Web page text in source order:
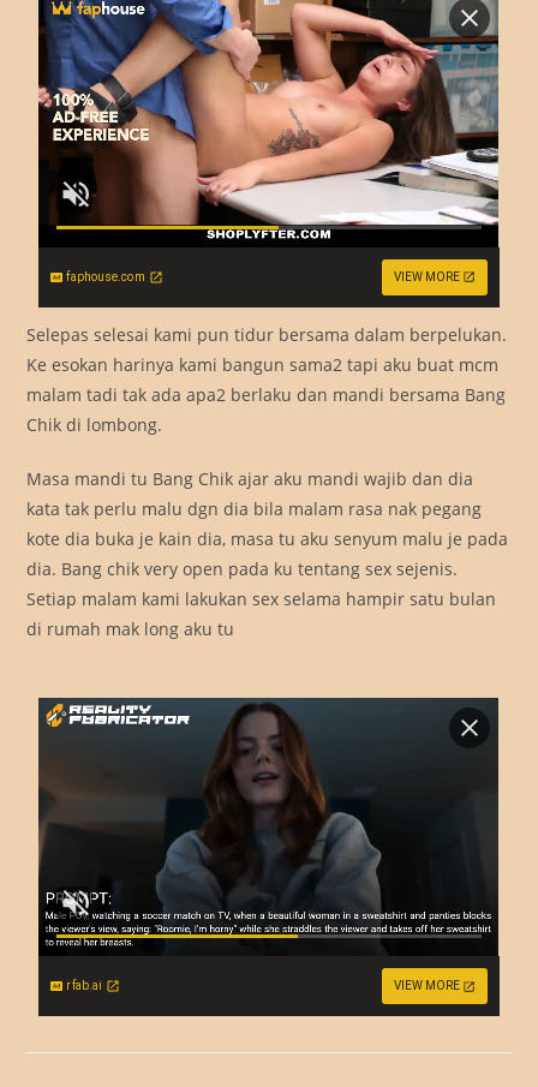
faphouse.com VIEW MORE
Selepas selesai kami pun tidur bersama dalam berpelukan.
Ke esokan harinya kami bangun sama2 tapi aku buat mcm
malam tadi tak ada apa2 berlaku dan mandi bersama Bang
Chik di lombong.
Masa mandi tu Bang Chik ajar aku mandi wajib dan dia
kata tak perlu malu dgn dia bila malam rasa nak pegang
kote dia buka je kain dia, masa tu aku senyum malu je pada
dia. Bang chik very open pada ku tentang sex sejenis.
Setiap malam kami lakukan sex selama hampir satu bulan
di rumah mak long aku tu
rfab.ai VIEW MORE